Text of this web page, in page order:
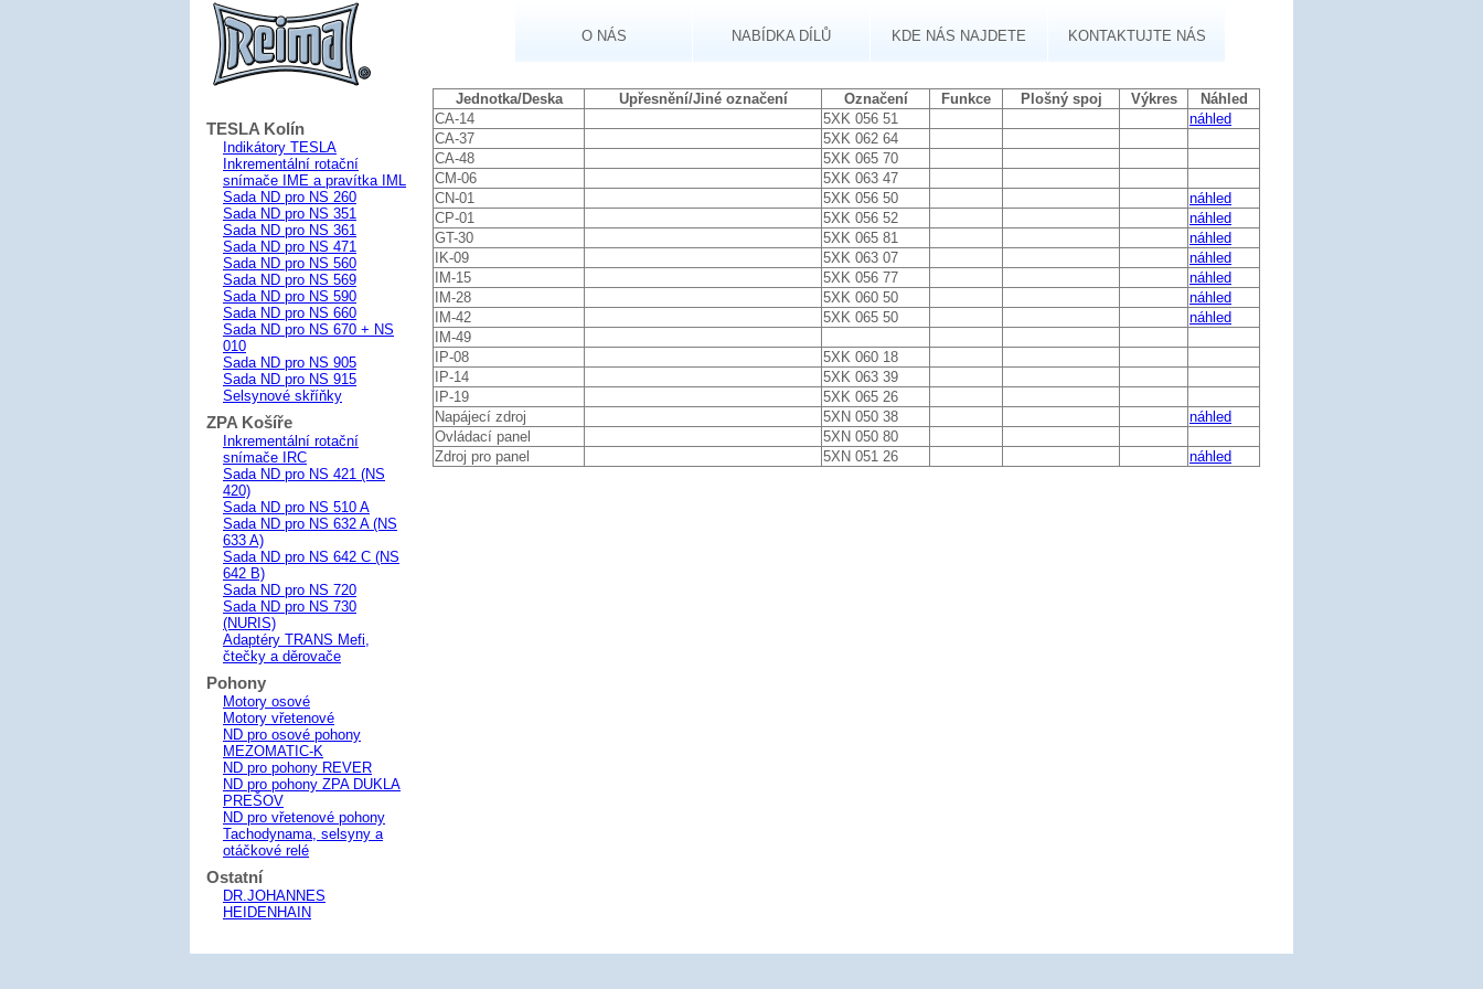
O NÁS NABÍDKA DÍLŮ KDE NÁS NAJDETE KONTAKTUJTE NÁS
TESLA Kolín
Indikátory TESLA
Inkrementální rotační
snímače IME a pravítka IML
Sada ND pro NS 260
Sada ND pro NS 351
Sada ND pro NS 361
Sada ND pro NS 471
Sada ND pro NS 560
Sada ND pro NS 569
Sada ND pro NS 590
Sada ND pro NS 660
Sada ND pro NS 670 + NS
010
Sada ND pro NS 905
Sada ND pro NS 915
Selsynové skříňky
ZPA Košíře
Inkrementální rotační
snímače IRC
Sada ND pro NS 421 (NS
420)
Sada ND pro NS 510 A
Sada ND pro NS 632 A (NS
633 A)
Sada ND pro NS 642 C (NS
642 B)
Sada ND pro NS 720
Sada ND pro NS 730
(NURIS)
Adaptéry TRANS Mefi,
čtečky a děrovače
Pohony
Motory osové
Motory vřetenové
ND pro osové pohony
MEZOMATIC-K
ND pro pohony REVER
ND pro pohony ZPA DUKLA
PREŠOV
ND pro vřetenové pohony
Tachodynama, selsyny a
otáčkové relé
Ostatní
DR.JOHANNES
HEIDENHAIN
Jednotka/Deska Upřesnění/Jiné označení Označení Funkce Plošný spoj Výkres
Náhled
CA-14
5XK 056 51
náhled
CA-37
5XK 062 64
CA-48
5XK 065 70
CM-06
5XK 063 47
CN-01
5XK 056 50
náhled
CP-01
5XK 056 52
náhled
GT-30
5XK 065 81
náhled
IK-09
5XK 063 07
náhled
IM-15
5XK 056 77
náhled
IM-28
5XK 060 50
náhled
IM-42
5XK 065 50
náhled
IM-49
IP-08
5XK 060 18
IP-14
5XK 063 39
IP-19
5XK 065 26
Napájecí zdroj
5XN 050 38
náhled
Ovládací panel
5XN 050 80
Zdroj pro panel
5XN 051 26 náhled